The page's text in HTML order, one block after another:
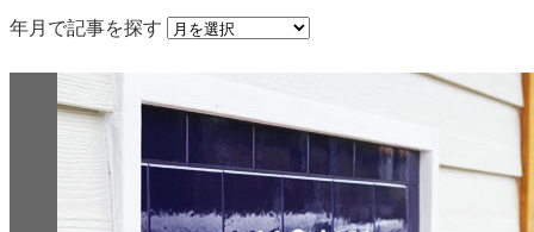
年月で記事を探す